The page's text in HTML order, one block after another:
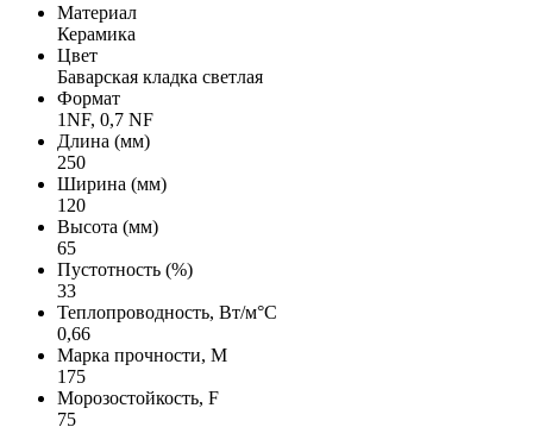
Материал
Керамика
Цвет
Баварская кладка светлая
Формат
1NF, 0,7 NF
Длина (мм)
250
Ширина (мм)
120
Высота (мм)
65
Пустотность (%)
33
Теплопроводность, Вт/м°С
0,66
Марка прочности, М
175
Морозостойкость, F
75